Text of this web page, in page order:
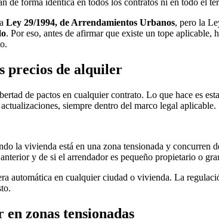
de forma idéntica en todos los contratos ni en todo el
Ley 29/1994, de Arrendamientos Urbanos, pero la
. Por eso, antes de afirmar que existe un tope
precios de alquiler
de pactos en cualquier contrato. Lo que hace es
siempre dentro del marco legal aplicable.
la vivienda está en una zona tensionada y
y de si el arrendador es pequeño propietario o
automática en cualquier ciudad o vivienda. La
zonas tensionadas